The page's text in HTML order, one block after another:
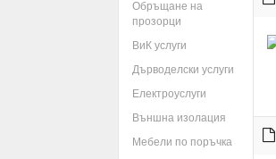
Обръщане на
прозорци
ВиК услуги
Дърводелски услуги
Електроуслуги
Външна изолация
Мебели по поръчка